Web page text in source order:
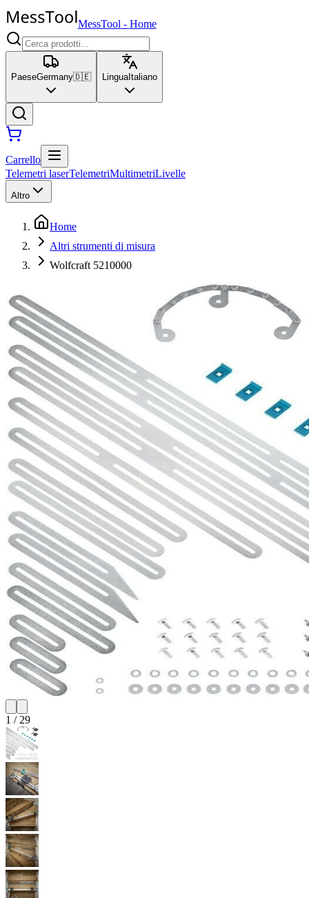
MessTool - Home
PaeseGermany🇩🇪 LinguaItaliano
Carrello
Telemetri laserTelemetriMultimetriLivelle
Altro
Home
Altri strumenti di misura
Wolfcraft 5210000
1 / 29